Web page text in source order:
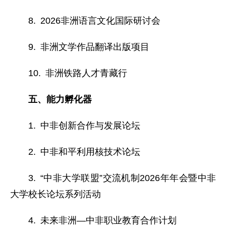
8. 2026非洲语言文化国际研讨会
9. 非洲文学作品翻译出版项目
10. 非洲铁路人才青藏行
五、能力孵化器
1. 中非创新合作与发展论坛
2. 中非和平利用核技术论坛
3. “中非大学联盟”交流机制2026年年会暨中非
大学校长论坛系列活动
4. 未来非洲—中非职业教育合作计划